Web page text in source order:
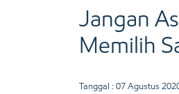
Jangan
Memilih
Tanggal : 07 Agustus